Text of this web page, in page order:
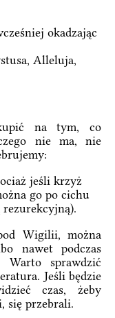
okadzając
Alleluja,
na tym, co
nie ma, nie
jeśli krzyż
go po cichu
Wigilii, można
nawet podczas
Warto sprawdzić
Jeśli będzie
czas, żeby
się przebrali.